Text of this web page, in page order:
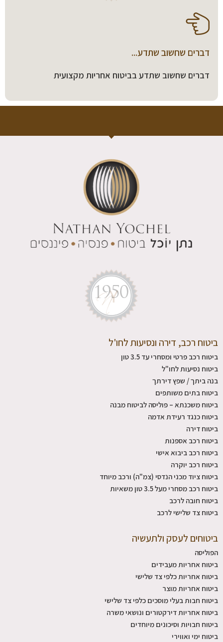
דברים שחשוב שתדע...
דברים שחשוב שתדע בביטוח אחריות מקצועית
ביטוח רכב, דירה ונסיעות לחו'ל
ביטוח רכב פרטי ומסחרי עד 3.5 טון
ביטוח נסיעות לחו"ל
בנה ביתך / שפץ דירתך
ביטוח בתים משותפים
ביטוח משכנתא – פוליסה לביטוח מבנה
ביטוח כנגד רעידת אדמה
ביטוח דירה
ביטוח רכב אספנות
ביטוח רכב ביבוא אישי
ביטוח רכב יוקרה
ביטוח ציוד מכני הנדסי (צמ"ה) ורכב מיוחד
ביטוח רכב מסחרי מעל 3.5 טון משאיות
ביטוח חובה לרכב
ביטוח צד שלישי לרכב
ביטוחים לעסק ולתעשיה
הפוליסה
ביטוח אחריות מעבידים
ביטוח אחריות כלפי צד שלישי
ביטוח אחריות מוצר
ביטוח חבות בעלי מוסכים כלפי צד שלישי
ביטוח אחריות דירקטורים ונושאי משרה
ביטוח חבויות וסיכונים מיוחדים
ביטוח ימי ואווירי